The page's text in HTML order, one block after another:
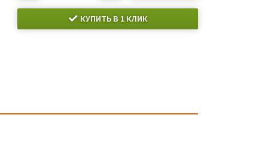
КУПИТЬ В 1 КЛИК